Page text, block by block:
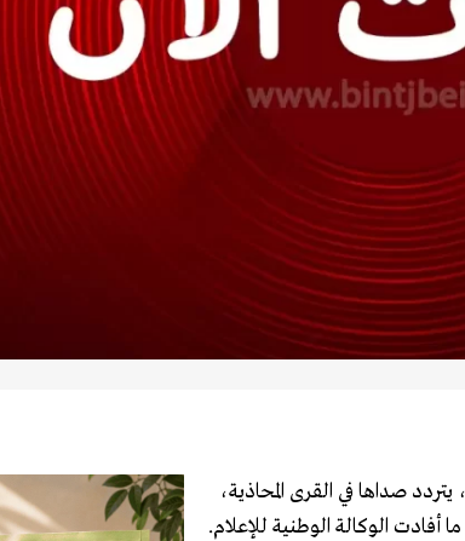
صداها في القرى المحاذية،
الوكالة الوطنية للإعلام.